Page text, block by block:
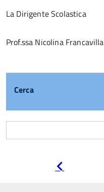
La Dirigente Scolastica
Prof.ssa Nicolina Francavilla
Cerca